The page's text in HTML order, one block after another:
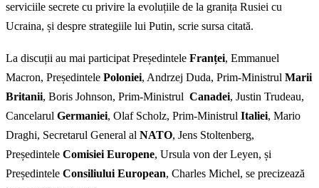
serviciile secrete cu privire la evoluțiile de la granița Rusiei cu
Ucraina, și despre strategiile lui Putin, scrie sursa citată.
La discuții au mai participat Președintele Franței, Emmanuel
Macron, Președintele Poloniei, Andrzej Duda, Prim-Ministrul Marii
Britanii, Boris Johnson, Prim-Ministrul Canadei, Justin Trudeau,
Cancelarul Germaniei, Olaf Scholz, Prim-Ministrul Italiei, Mario
Draghi, Secretarul General al NATO, Jens Stoltenberg,
Președintele Comisiei Europene, Ursula von der Leyen, și
Președintele Consiliului European, Charles Michel, se precizează